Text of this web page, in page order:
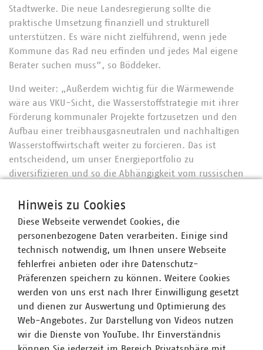
Stadtwerke. Die neue Landesregierung sollte die
praktische Umsetzung finanziell und strukturell
unterstützen. Es wäre nicht zielführend, wenn jede
Kommune das Rad neu erfinden und jedes Mal eigene
Berater suchen muss”, so Böddeker.
Und weiter: „Außerdem wichtig für die Wärmewende
wäre aus VKU-Sicht, die Wasserstoffstrategie mit ihrer
Förderung kommunaler Projekte fortzusetzen und den
Aufbau einer treibhausgasneutralen und nachhaltigen
Wasserstoffwirtschaft weiter zu forcieren. Das ist
entscheidend, um unser Energieportfolio zu
diversifizieren und so die Abhängigkeit vom russischen
Jedes Gigawatt treibhausgasneutralen Stroms und jeder
Kubikmeter CO2-armes Gas helfen bei der
Versorgungsicherheit. Jede Tonne CO2, die wir einsparen,
hilft auf dem Weg zu klimaneutralen Kommunen.”
Startprämie für sichere und bezahlbare Daseinsvorsorge
im ländlichen Raum
In vielen ländlichen Regionen Schleswig-Holsteins
schultern immer weniger Menschen die Kosten für den
Erhalt und den Betrieb der Infrastrukturen der
Daseinsvorsorge, wie die kommunale Wasserver- und
Hinweis zu Cookies
Diese Webseite verwendet Cookies, die
personenbezogene Daten verarbeiten. Einige sind
technisch notwendig, um Ihnen unsere Webseite
fehlerfrei anbieten oder ihre Datenschutz-
Präferenzen speichern zu können. Weitere Cookies
werden von uns erst nach Ihrer Einwilligung gesetzt
und dienen zur Auswertung und Optimierung des
Web-Angebotes. Zur Darstellung von Videos nutzen
wir die Dienste von YouTube. Ihr Einverständnis